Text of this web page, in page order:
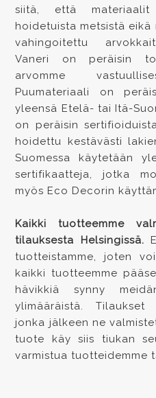
siitä, että
hoidetuista metsistä eikä
vahingoitettu
Vaneri on peräisin
arvomme
Puumateriaali on
yleensä Etelä- tai Itä-
on peräisin
hoidettu kestävästi
Suomessa käytetään
sertifikaatteja, jotka
myös Eco Decorin
Kaikki tuotteemme
tilauksesta Helsingissä.
tuotteistamme, joten
kaikki tuotteemme
hävikkiä synny
ylimääräistä. Tilaukset
jonka jälkeen ne
tuote käy siis tiukan
varmistua tuotteidemme